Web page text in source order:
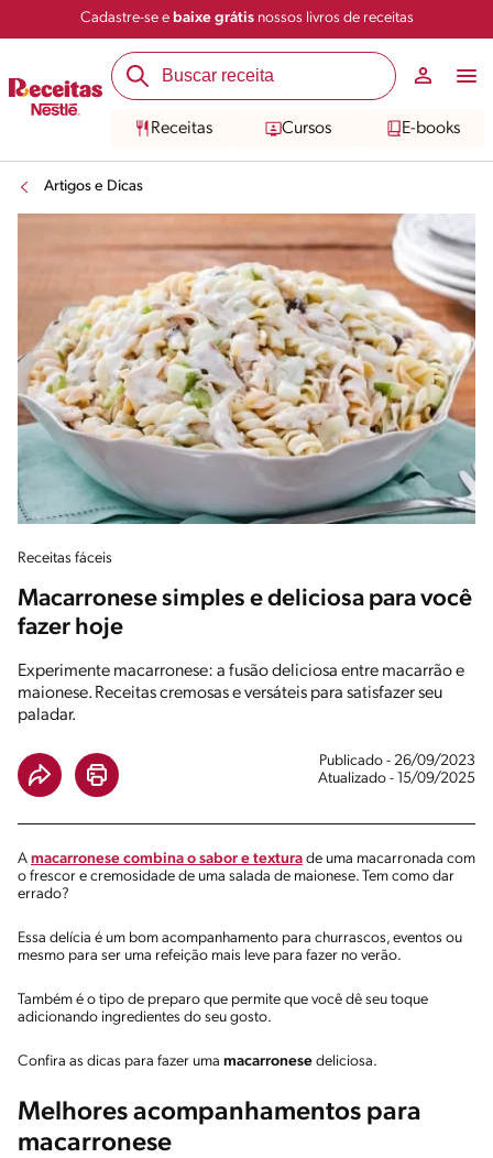
Cadastre-se e baixe grátisnossos livros de receitas
Receitas Cursos E-books
Artigos e Dicas
Receitas fáceis
Macarronese simples e deliciosa para você
fazer hoje
Experimente macarronese: a fusão deliciosa entre macarrão e
maionese. Receitas cremosas e versáteis para satisfazer seu
paladar.
Publicado - 26/09/2023
Atualizado - 15/09/2025
A macarronese combina o sabor e textura de uma macarronada com
o frescor e cremosidade de uma salada de maionese. Tem como dar
errado?
Essa delícia é um bom acompanhamento para churrascos, eventos ou
mesmo para ser uma refeição mais leve para fazer no verão.
Também é o tipo de preparo que permite que você dê seu toque
adicionando ingredientes do seu gosto.
Confira as dicas para fazer uma macarronese deliciosa.
Melhores acompanhamentos para
macarronese